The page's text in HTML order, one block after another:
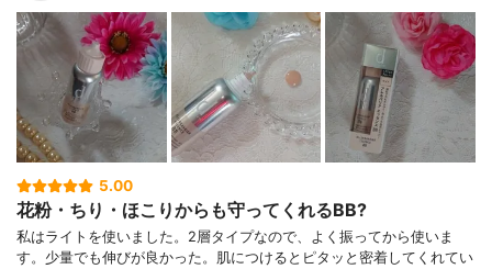
5.00
花粉・ちり・ほこりからも守ってくれるBB?
私はライトを使いました。2層タイプなので、よく振ってから使いま
す。少量でも伸びが良かった。肌につけるとピタッと密着してくれてい